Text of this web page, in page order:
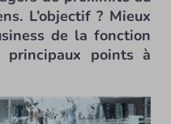
L’objectif ? Mieux
de la fonction
principaux points à